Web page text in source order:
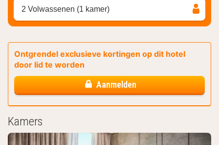
2 Volwassenen (1 kamer)
Ontgrendel exclusieve kortingen op dit hotel
door lid te worden
Aanmelden
Kamers